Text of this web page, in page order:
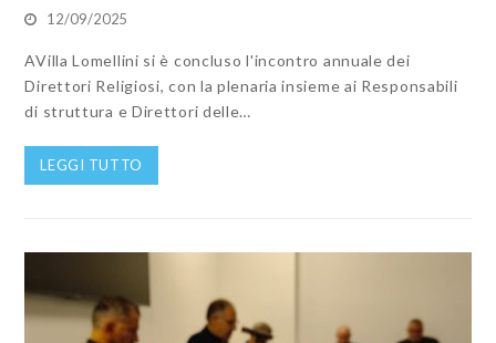
12/09/2025
AVilla Lomellini si è concluso l'incontro annuale dei
Direttori Religiosi, con la plenaria insieme ai Responsabili
di struttura e Direttori delle…
LEGGI TUTTO